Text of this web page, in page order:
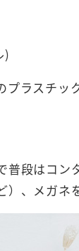
)
プラスチ
普段はコ
、メガネ